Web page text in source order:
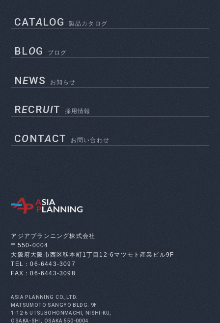
CATA LOG 製品カタログ
BLOG ブログ
NEWS お知らせ
RECRUIT 採用情報
CONTACT お問い合わせ
アジアプランニング株式会社
〒550-0004
大阪府大阪市西区靱本町1丁目12-6 マツモト産業ビル9F
TEL：06-6443-3097
FAX：06-6443-3098
ASIA PLANNING CO.,LTD.
MATSUMOTO SANGYO BLDG. 9F
1-12-6 UTSUBOHONMACHI, NISHI-KU,
OSAKA-SHI, OSAKA 550-0004